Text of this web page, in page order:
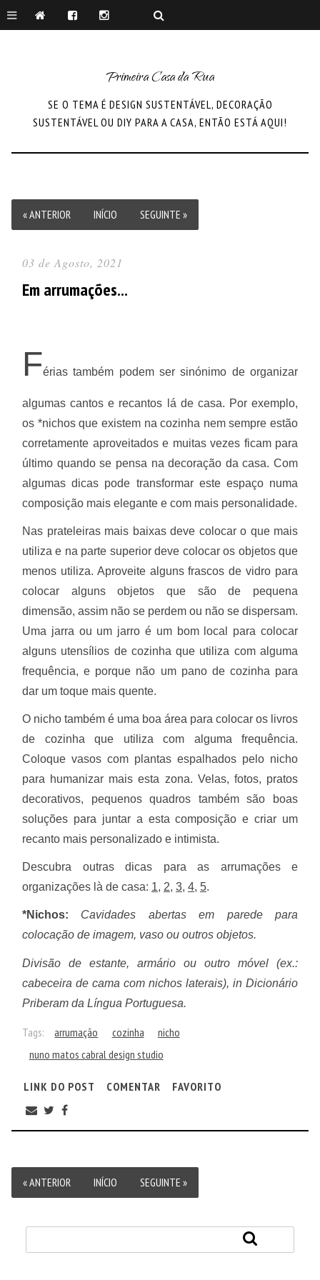
Primeira Casa da Rua
SE O TEMA É DESIGN SUSTENTÁVEL, DECORAÇÃO
SUSTENTÁVEL OU DIY PARA A CASA, ENTÃO ESTÁ AQUI!
« ANTERIOR INÍCIO SEGUINTE »
03 de Agosto, 2021
Em arrumações...
Férias também podem ser sinónimo de organizar
algumas cantos e recantos lá de casa. Por exemplo,
os *nichosque existem na cozinha nem sempre estão
corretamente aproveitados e muitas vezes ficam para
último quando se pensa na decoração da casa. Com
algumas dicas pode transformar este espaço numa
composição mais elegante e com mais personalidade.
Nas prateleiras mais baixas deve colocar o que mais
utiliza e na parte superior deve colocar os objetos que
menos utiliza. Aproveite alguns frascos de vidro para
colocar alguns objetos que são de pequena
dimensão, assim não se perdem ou não se dispersam.
Uma jarra ou um jarro é um bom local para colocar
alguns utensílios de cozinha que utiliza com alguma
frequência, e porque não um pano de cozinha para
dar um toque mais quente.
O nicho também é uma boa área para colocar os livros
de cozinha que utiliza com alguma frequência.
Coloque vasos com plantas espalhados pelo nicho
para humanizar mais esta zona. Velas, fotos, pratos
decorativos, pequenos quadros também são boas
soluções para juntar a esta composição e criar um
recanto mais personalizado e intimista.
Descubra outras dicas para as arrumações e
organizações là de casa: 1, 2, 3, 4, 5.
*Nichos: Cavidades abertas em parede
para
colocação de imagem, vaso ou outros objetos.
Divisão de estante, armário ou outro móvel (ex.:
cabeceira de cama com nichos laterais), in Dicionário
Priberam da Língua Portuguesa.
Tags: arrumação cozinha
nicho
nuno matos cabral design studio
LINK DO POST COMENTAR FAVORITO
« ANTERIOR INÍCIO SEGUINTE »